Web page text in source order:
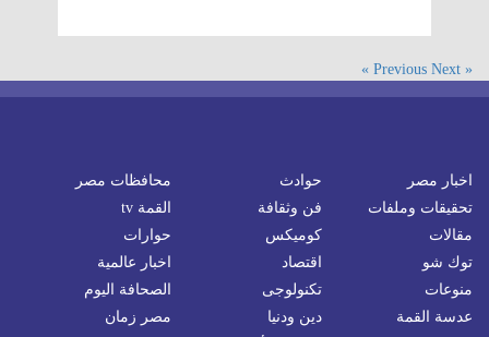
« Previous
Next »
اخبار مصر حوادث
محافظات مصر
تحقيقات وملفات
فن وثقافة
القمة tv
مقالات
كوميكس
حوارات
توك شو
اقتصاد
اخبار عالمية
منوعات
تكنولوجى
الصحافة اليوم
عدسة القمة
دين ودنيا
مصر زمان